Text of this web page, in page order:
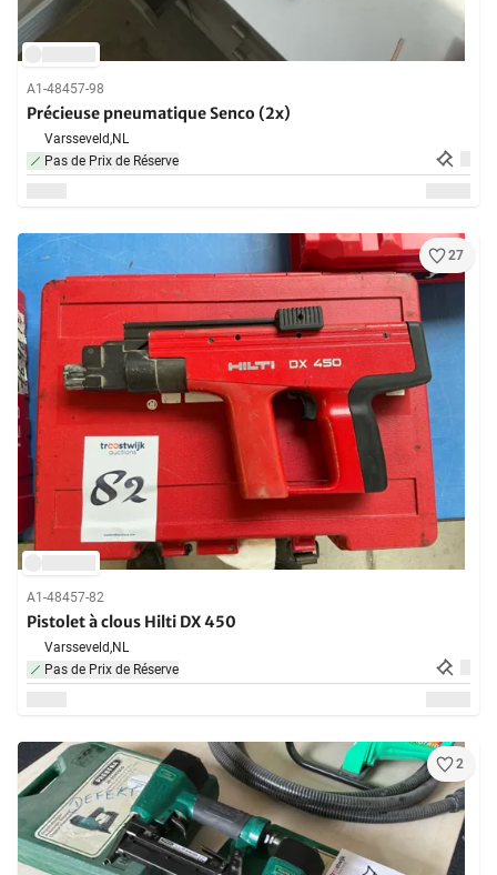
A1-48457-98
Précieuse pneumatique Senco (2x)
Varsseveld,NL
Pas de Prix de Réserve
27
A1-48457-82
Pistolet à clous Hilti DX 450
Varsseveld,NL
Pas de Prix de Réserve
2